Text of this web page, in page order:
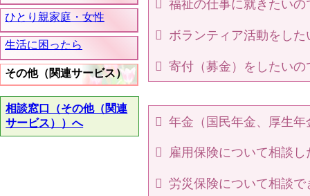
ひとり親家庭・女性
生活に困ったら
その他（関連サービス）
相談窓口（その他（関連
サービス））へ
福祉の仕事に就きたいの
ボランティア活動をし
寄付（募金）をしたいの
年金（国民年金、厚生
雇用保険について相談
労災保険について相談で